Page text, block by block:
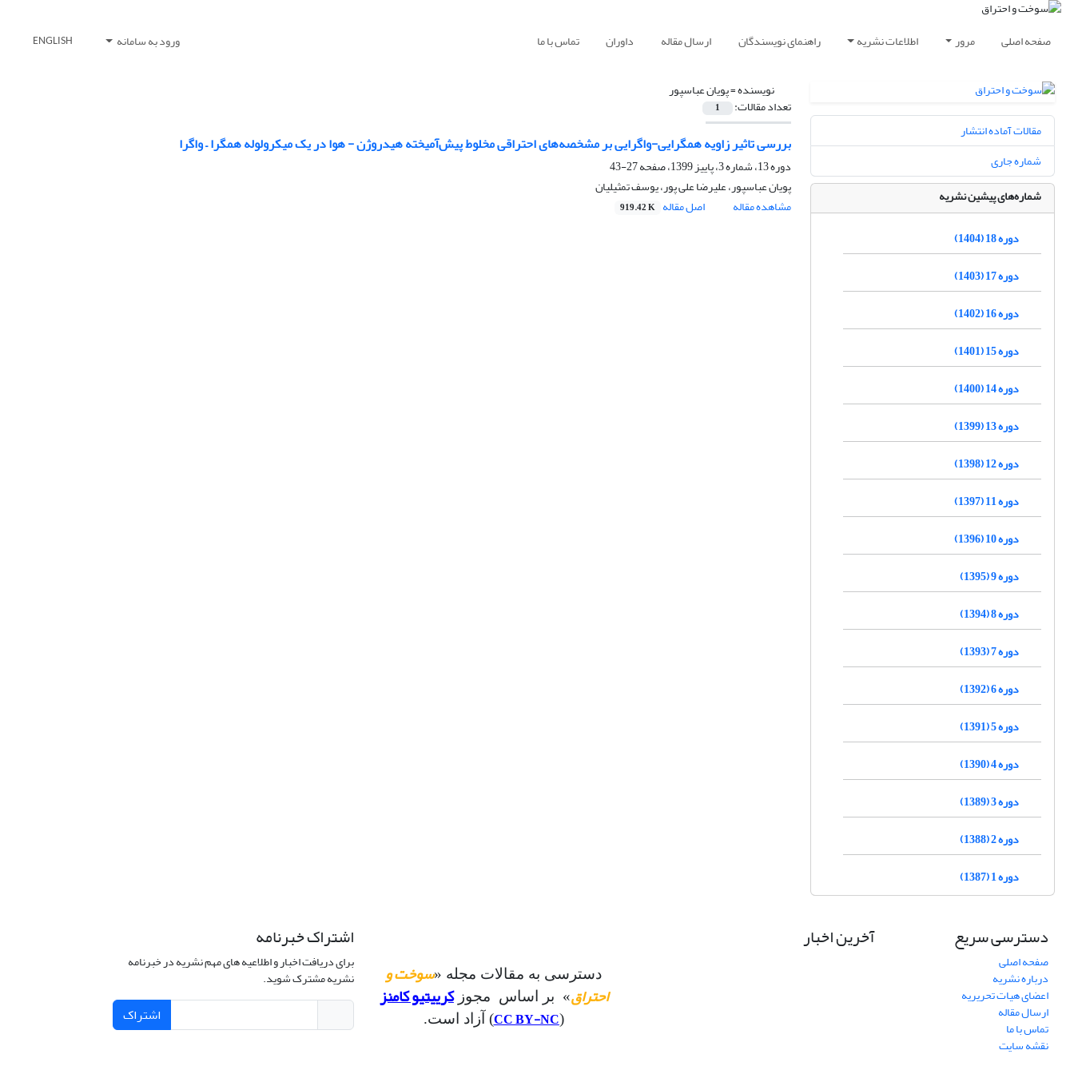
صفحه اصلی مرور اطلاعات نشریه راهنمای نویسندگان ارسال مقاله داوران تماس با ما ورود به سامانه ENGLISH
نویسنده =پویان عباسپور
تعداد مقالات: 1
بررسی تاثیر زاویه همگرایی-واگرایی بر مشخصه‌های احتراقی مخلوط پیش‌آمیخته هیدروژن - هوا در یک میکرولوله همگرا – واگرا
دوره 13، شماره 3، پاییز 1399، صفحه
27-43
پویان عباسپور، علیرضا علی پور، یوسف تمثیلیان
مشاهده مقاله
اصل مقاله 919.42 K
مقالات آماده انتشار
شماره جاری
شماره‌های پیشین نشریه
دوره 18 (1404)
دوره 17 (1403)
دوره 16 (1402)
دوره 15 (1401)
دوره 14 (1400)
دوره 13 (1399)
دوره 12 (1398)
دوره 11 (1397)
دوره 10 (1396)
دوره 9 (1395)
دوره 8 (1394)
دوره 7 (1393)
دوره 6 (1392)
دوره 5 (1391)
دوره 4 (1390)
دوره 3 (1389)
دوره 2 (1388)
دوره 1 (1387)
دسترسی سریع
صفحه اصلی
درباره نشریه
اعضای هیات تحریریه
ارسال مقاله
تماس با ما
نقشه سایت
آخرین اخبار
دسترسی به مقالات مجله «سوخت و
احتراق» بر اساس مجوزکرییتیو کامنز
(
CC BY-NC) آزاد است.
اشتراک خبرنامه
برای دریافت اخبار و اطلاعیه های مهم نشریه در خبرنامه
نشریه مشترک شوید.
اشتراک